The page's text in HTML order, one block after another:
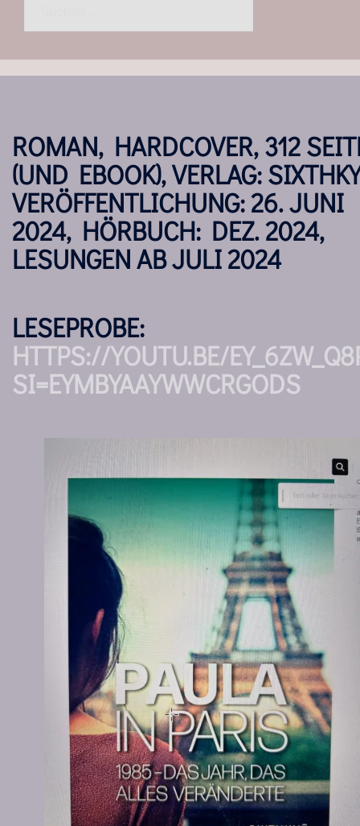
ROMAN, HARDCOVER, 312
(UND EBOOK), VERLAG:
VERÖFFENTLICHUNG: 26. JUNI
2024, HÖRBUCH: DEZ. 2024,
LESUNGEN AB JULI 2024
LESEPROBE:
HTTPS://YOUTU.BE/
SI=EYMBYAAYWWCRGODS